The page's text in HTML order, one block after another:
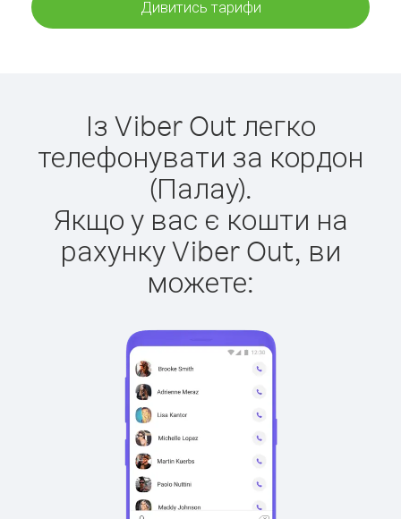
Дивитись тарифи
Із Viber Out легко
телефонувати за кордон
(Палау).
Якщо у вас є кошти на
рахунку Viber Out, ви
можете: